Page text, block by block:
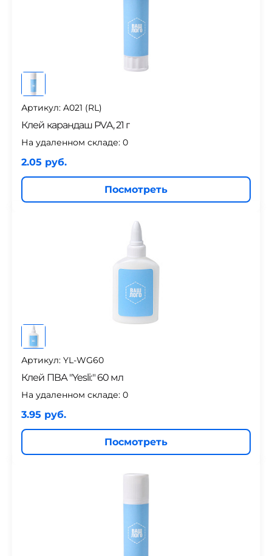
Артикул: A021 (RL)
Клей карандаш PVA, 21 г
На удаленном складе: 0
2.05 руб.
Посмотреть
Артикул: YL-WG60
Клей ПВА "Yesli:" 60 мл
На удаленном складе: 0
3.95 руб.
Посмотреть